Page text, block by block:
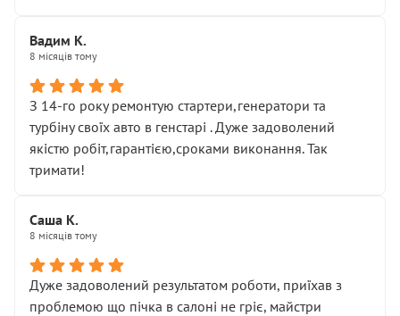
Вадим К.
8 місяців тому
З 14-го року ремонтую стартери,генератори та
турбіну своїх авто в генстарі . Дуже задоволений
якістю робіт,гарантією,сроками виконання. Так
тримати!
Саша К.
8 місяців тому
Дуже задоволений результатом роботи, приїхав з
проблемою що пічка в салоні не гріє, майстри